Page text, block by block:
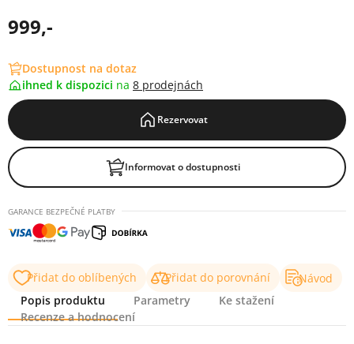
999,-
Dostupnost na dotaz
ihned k dispozici na 8 prodejnách
Rezervovat
Informovat o dostupnosti
GARANCE BEZPEČNÉ PLATBY
Přidat do oblíbených Přidat do porovnání
Návod
Popis produktu
Parametry
Ke stažení
Recenze a hodnocení